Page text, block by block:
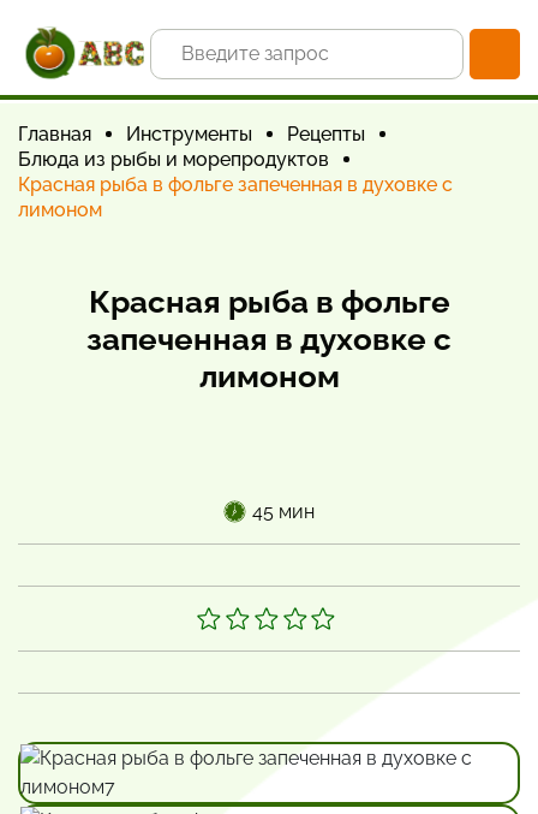
Главная Инструменты
Рецепты
Блюда из рыбы и морепродуктов
Красная рыба в фольге запеченная в духовке с
лимоном
Красная рыба в фольге
запеченная в духовке с
лимоном
45 мин